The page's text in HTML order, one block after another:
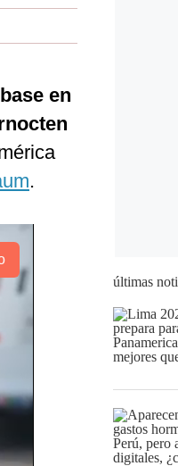
en
.
últimas